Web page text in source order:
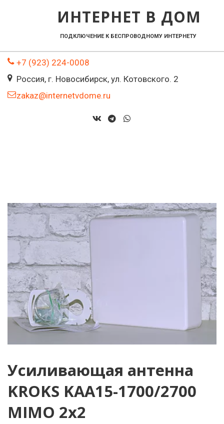
ИНТЕРНЕТ В ДОМ
ПОДКЛЮЧЕНИЕ К БЕСПРОВОДНОМУ ИНТЕРНЕТУ
+7 (923) 224-0008
Россия, г. Новосибирск, ул. Котовского. 2
zakaz@internetvdome.ru
Усиливающая антенна
KROKS KAA15-1700/2700
MIMO 2х2